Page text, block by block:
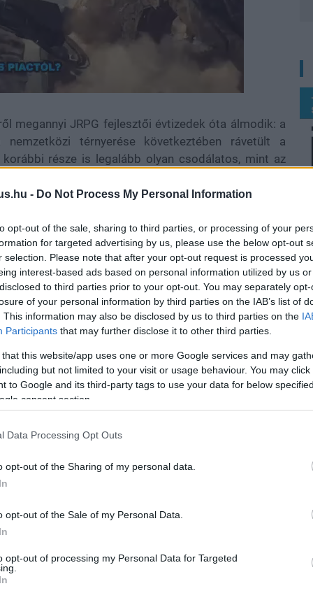
- Do Not Process My Personal Information
opt-out of the sale, sharing to third parties, or processing of your
for targeted advertising by us, please use the below opt-out
selection. Please note that after your opt-out request is processed
interest-based ads based on personal information utilized by us
to third parties prior to your opt-out. You may separately
of your personal information by third parties on the IAB’s list of
This information may also be disclosed by us to third parties on the
Participants that may further disclose it to other third parties.
that this website/app uses one or more Google services and may
but not limited to your visit or usage behaviour. You may
to Google and its third-party tags to use your data for below
consent section.
Data Processing Opt Outs
opt-out of the Sharing of my personal data.
opt-out of the Sale of my Personal Data.
opt-out of processing my Personal Data for Targeted
megannyi JRPG fejlesztői évtizedek óta álmodik: a
térnyerése következtében rávetült a
része is legalább olyan csodálatos, mint az
senkit sem zavarna a Persona 4 vagy a
a játékélmény fájdalmasan elavult.
a Persona 3-nál bonyolultabb a helyzet. Abból két
utóbbi tartalmilag jóval gazdagabb, az előbbi
egy, a két kiadás előnyeit ötvöző verzió, ám a
4 igazság utáni hajszája, vagy a Persona 5
fejbe minket a játék: az időd véges. Minden ember
neked, hogy mi a létezésed értelme. Olyan
tinédzserkorunk környékén, a Persona 3
birkózhassunk meg az emberi természet